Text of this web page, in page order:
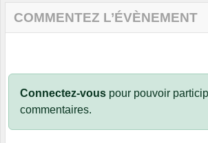
COMMENTEZ L’ÉVÈNEMENT
Connectez-vous pour pouvoir
commentaires.